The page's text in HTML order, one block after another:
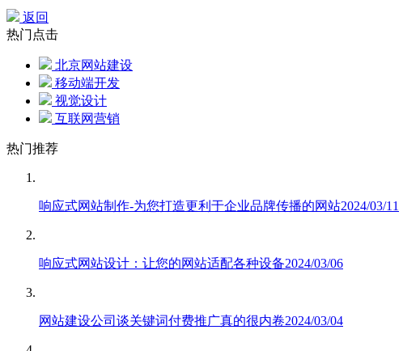
返回
热门点击
北京网站建设
移动端开发
视觉设计
互联网营销
热门推荐
响应式网站制作-为您打造更利于企业品牌传播的网站2024/03/11
响应式网站设计：让您的网站适配各种设备2024/03/06
网站建设公司谈关键词付费推广真的很内卷2024/03/04